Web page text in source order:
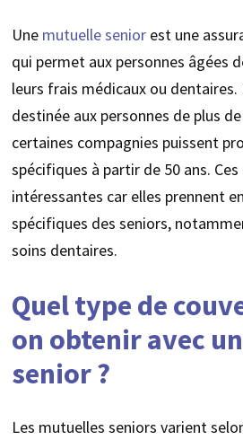
Une mutuelle seniorest une
qui permet aux personnes âgées
leurs frais médicaux ou
destinée aux personnes de plus
certaines compagnies puissent
spécifiques à partir de 50 ans.
intéressantes car elles prennent
spécifiques des seniors,
soins dentaires.
Quel type de
on obtenir avec
senior ?
Les mutuelles seniors varient